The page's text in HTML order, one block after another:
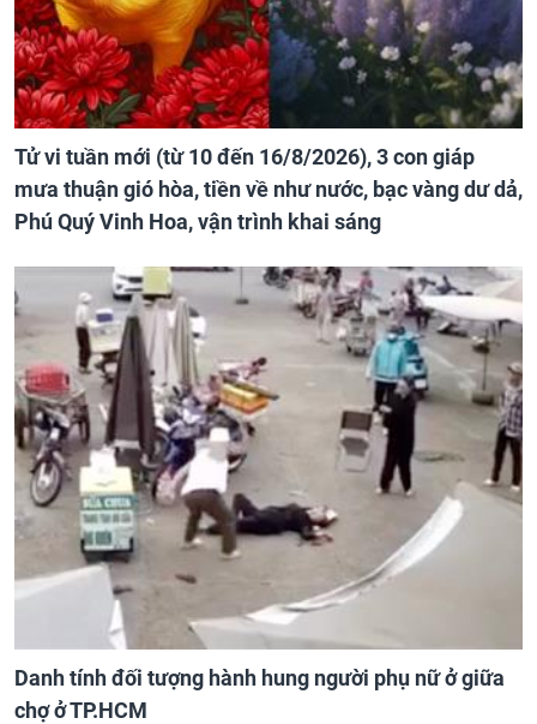
Tử vi tuần mới (từ 10 đến 16/8/2026), 3 con giáp
mưa thuận gió hòa, tiền về như nước, bạc vàng dư dả,
Phú Quý Vinh Hoa, vận trình khai sáng
Danh tính đối tượng hành hung người phụ nữ ở giữa
chợ ở TP.HCM